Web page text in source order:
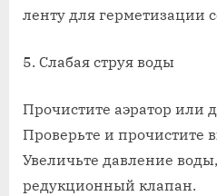
ленту для герметизации
5. Слабая струя воды
Прочистите аэратор или
Проверьте и прочистите
Увеличьте давление
редукционный клапан.